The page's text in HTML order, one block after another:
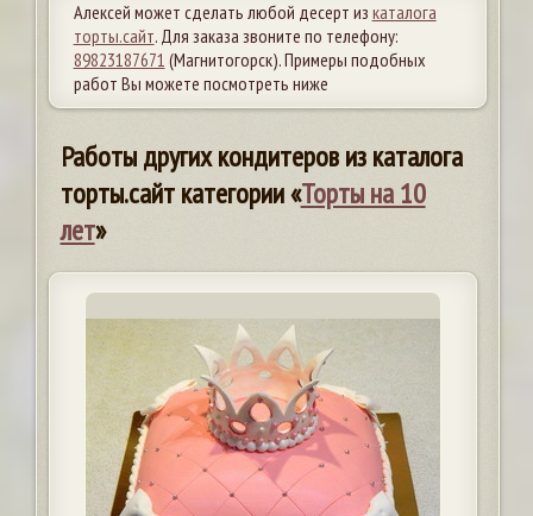
Алексей может сделать любой десерт из каталога
торты.сайт. Для заказа звоните по телефону:
89823187671 (Магнитогорск). Примеры подобных
работ Вы можете посмотреть ниже
Работы других кондитеров из каталога
торты.сайт категории «Торты на 10
лет»